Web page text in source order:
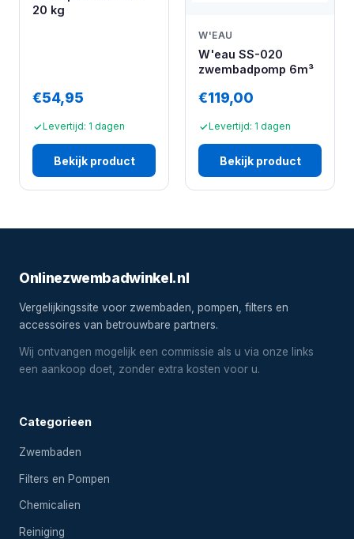
20 kg
€54,95
Levertijd: 1 dagen
Bekijk product
W'EAU
W'eau SS-020
zwembadpomp 6m³
€119,00
Levertijd: 1 dagen
Bekijk product
Onlinezwembadwinkel.nl
Vergelijkingssite voor zwembaden, pompen, filters en
accessoires van betrouwbare partners.
Wij ontvangen mogelijk een commissie als u via onze links
een aankoop doet, zonder extra kosten voor u.
Categorieen
Zwembaden
Filters en Pompen
Chemicalien
Reiniging